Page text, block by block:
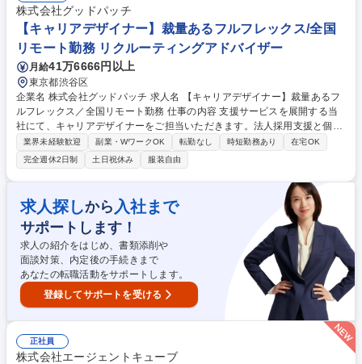
踏まえたうえでの相談や提案 等 【法人向け】■人材要件や就業先の条件
（給与・待遇・勤務地など）のヒアリング ■求職者のご紹介 ■採用に向け
たアドバイス など 募集職種 ★未経験歓迎！【キャリアアドバイザー】
「ペットの家族化推進」を目指す
株式会社グッドパッチ
【キャリアデザイナー】裁量あるフルフレックス/全国
リモート勤務 リクルーティングアドバイザー
月給41万6666円以上
東京都渋谷区
企業名 株式会社グッドパッチ 求人名 【キャリアデザイナー】裁量あるフ
ルフレックス／全国リモート勤務 仕事の内容 支援サービスを展開する当
社にて、キャリアデザイナーをご担当いただきます。法人採用支援と個人
転職サポートを両立させ、最適なマッチングを実現します。市場の一次情
報を開発へ還元し、デザイン業界の発展に貢献 します。 ■企業が求める人
材や採用背景の深い理解 ■担当企業へのヒアリングと選考候補者の情報提
供 ■登録者への面談とキャリアカウンセリング ■面接調整や意向確認など
選考に関する全般業務 【仕事の魅力】業界第一線の企業や人材とネットワ
ークを構築できます。得られた市場情報を基に、製品開発へ意見を反映で
きる裁量ある環境です。 募集職種 【キャリアデザイナー】裁量あるフル
フレックス／全国リモート勤務
業界未経験歓迎 副業・WワークOK 転勤なし 時短勤務あり
在宅OK
完全週休2日制
土日祝休み 服装自由
求人探しから 入社まで
サポートします！
求人の紹介をはじめ、書類添削や
面談対策、内定後の手続きまで
あなたの転職活動をサポートします。
登録してサポートを受ける
正社員
株式会社エージェントキューブ